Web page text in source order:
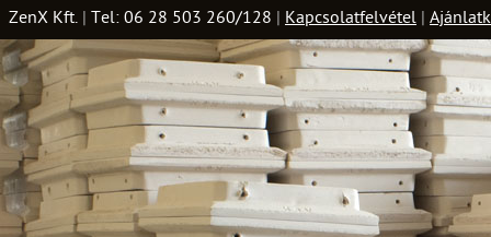
ZenX Kft. Tel: 06 28 503 260/128 Kapcsolatfelvétel